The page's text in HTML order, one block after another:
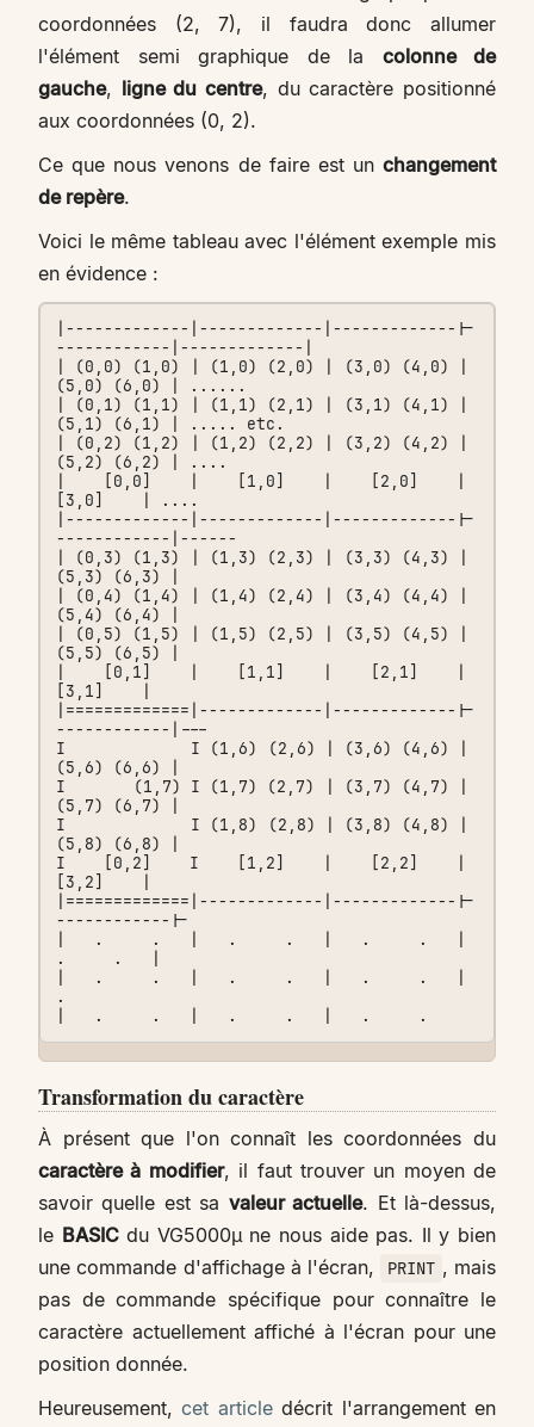
coordonnées (2, 7), il faudra donc allumer
l'élément semi graphique de la colonne de
gauche, ligne du centre, du caractère positionné
aux coordonnées (0, 2).
Ce que nous venons de faire est un changement
de repère.
Voici le même tableau avec l'élément exemple mis
en évidence :
|-------------|-------------|-------------|-
------------|-------------|
| (0,0) (1,0) | (1,0) (2,0) | (3,0) (4,0) |
(5,0) (6,0) | ......
| (0,1) (1,1) | (1,1) (2,1) | (3,1) (4,1) |
(5,1) (6,1) | ..... etc.
| (0,2) (1,2) | (1,2) (2,2) | (3,2) (4,2) |
(5,2) (6,2) | ....
|    [0,0]    |    [1,0]    |    [2,0]    |
[3,0]    | ....
|-------------|-------------|-------------|-
------------|------
| (0,3) (1,3) | (1,3) (2,3) | (3,3) (4,3) |
(5,3) (6,3) |
| (0,4) (1,4) | (1,4) (2,4) | (3,4) (4,4) |
(5,4) (6,4) |
| (0,5) (1,5) | (1,5) (2,5) | (3,5) (4,5) |
(5,5) (6,5) |
|    [0,1]    |    [1,1]    |    [2,1]    |
[3,1]    |
|=============|-------------|-------------|-
------------|---
I             I (1,6) (2,6) | (3,6) (4,6) |
(5,6) (6,6) |
I       (1,7) I (1,7) (2,7) | (3,7) (4,7) |
(5,7) (6,7) |
I             I (1,8) (2,8) | (3,8) (4,8) |
(5,8) (6,8) |
I    [0,2]    I    [1,2]    |    [2,2]    |
[3,2]    |
|=============|-------------|-------------|-
------------|-
|   .     .   |   .     .   |   .     .   |
.     .   |
|   .     .   |   .     .   |   .     .   |
.
Transformation du caractère
À présent que l'on connaît les coordonnées du
caractère à modifier, il faut trouver un moyen de
savoir quelle est sa valeur actuelle. Et là-dessus,
le BASICdu VG5000µ ne nous aide pas. Il y bien
une commande d'affichage à l'écran,
PRINT , mais
pas de commande spécifique pour connaître le
caractère actuellement affiché à l'écran pour une
position donnée.
Heureusement,cet articledécrit l'arrangement en